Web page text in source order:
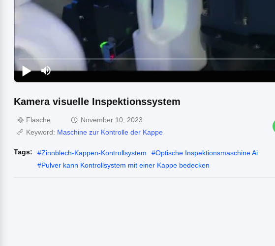
Kamera visuelle Inspektionssystem
Flasche
November 10, 2023
Keyword: Maschine zur Kontrolle der Kappe
Tags: #Zinnblech-Kappen-Kontrollsystem #Optische Inspektionsmaschine Ai
#Pulver kann Kontrollsystem mit einer Kappe bedecken